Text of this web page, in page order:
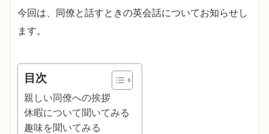
今回は、同僚と話すときの英会話についてお知らせし
ます。
目次
親しい同僚への挨拶
休暇について聞いてみる
趣味を聞いてみる